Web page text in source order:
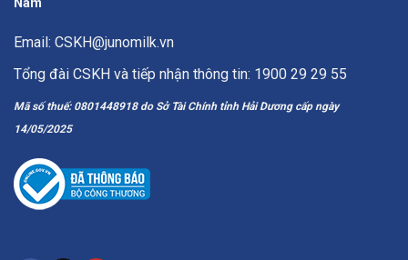
Email: CSKH@junomilk.vn
Tổng đài CSKH và tiếp nhận thông tin: 1900 29 29 55
Mã số thuế: 0801448918 do Sở Tài Chính tỉnh Hải Dương cấp ngày
14/05/2025